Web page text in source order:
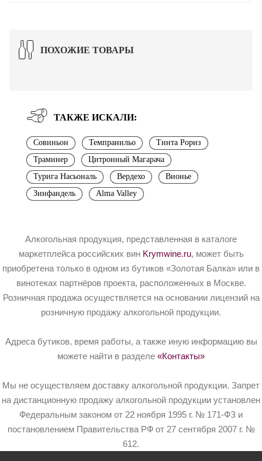
ПОХОЖИЕ ТОВАРЫ
ТАКЖЕ ИСКАЛИ:
Совиньон Темпранильо
Тинта Рориз
Траминер
Цитронный Магарача
Турига Насьональ
Вердехо
Вионье
Зинфандель
Alma Valley
Алкогольная продукция, представленная в каталоге
маркетплейса российских вин Krymwine.ru, может быть
приобретена только в одном из бутиков «Золотая Балка» или в
винотеках партнёров проекта, расположенных в Москве.
Розничная продажа осуществляется на основании лицензий на
розничную продажу алкогольной продукции.
Адреса бутиков, время работы, а также иную информацию вы
можете найти в разделе «Контакты»
Мы не осуществляем доставку алкогольной продукции. Запрет
на дистанционную продажу алкогольной продукции установлен
Федеральным законом от 22 ноября 1995 г. № 171-ФЗ и
постановлением Правительства РФ от 27 сентября 2007 г. №
612.